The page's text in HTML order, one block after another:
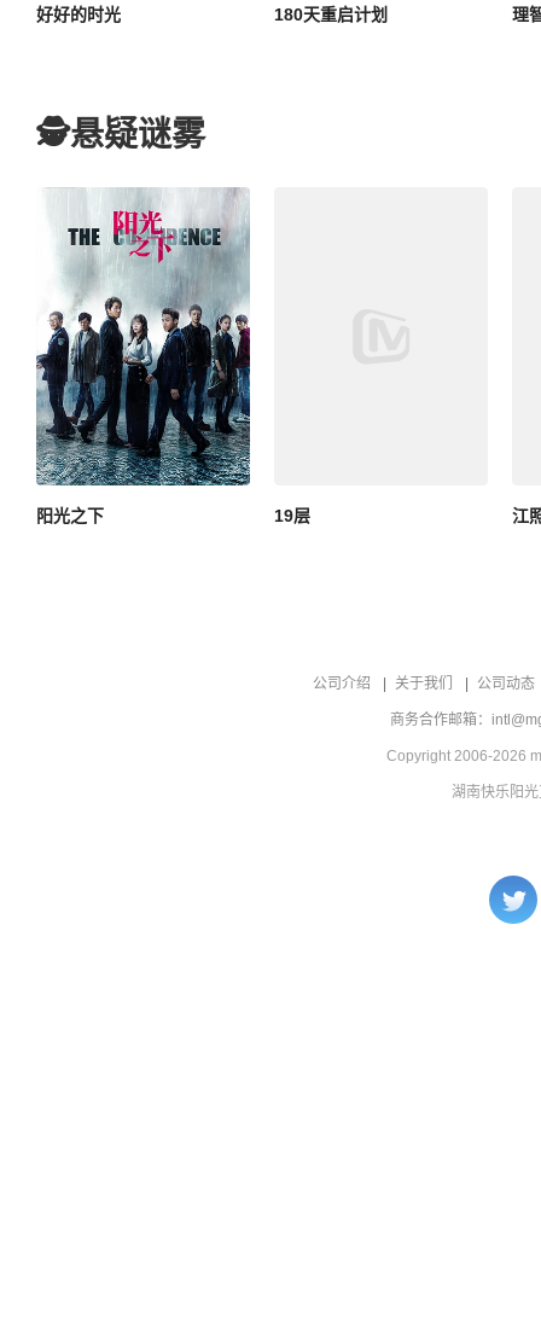
好好的时光 180天重启计划 理
🕵️悬疑谜雾
阳光之下 19层 江
公司介绍 关于我们 公司动态
商务合作邮箱：
Copyright 2006-2026
湖南快乐阳